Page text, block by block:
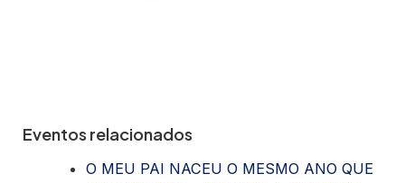
Eventos relacionados
O MEU PAI NACEU O MESMO ANO QUE